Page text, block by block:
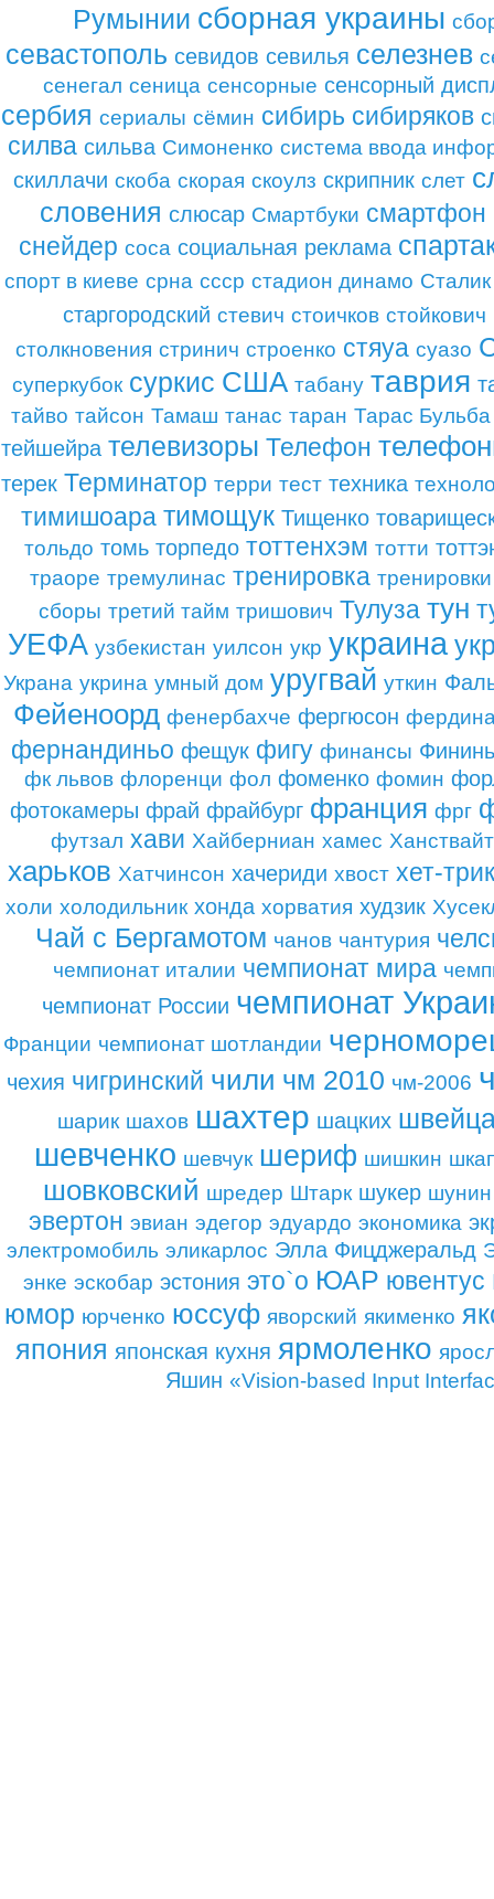
Румынии сборная украины
севастополь севидов севилья селезнев
сенегал сеница сенсорные сенсорный
сербия сериалы сёмин сибирь сибиряков
силва сильва Симоненко система ввода
скиллачи скоба скорая скоулз скрипник слет
словения слюсар Смартбуки смартфон
снейдер соса социальная реклама
спорт в киеве срна ссср стадион динамо Сталик
старгородский стевич стоичков стойкович
столкновения стринич строенко стяуа суазо
суперкубок суркис США табану таврия
тайво тайсон Тамаш танас таран Тарас Бульба
тейшейра телевизоры Телефон
терек Терминатор терри тест техника
тимишоара тимощук Тищенко
тольдо томь торпедо тоттенхэм тотти
траоре тремулинас тренировка тренировки
сборы третий тайм тришович Тулуза тун
УЕФА узбекистан уилсон укр украина
Украна укрина умный дом уругвай уткин
Фейеноорд фенербахче фергюсон
фернандиньо фещук фигу финансы
фк львов флоренци фол фоменко фомин
фотокамеры фрай фрайбург франция фрг
футзал хави Хайберниан хамес Ханствайт
харьков Хатчинсон хачериди хвост хет-трик
холи холодильник хонда хорватия худзик
Чай с Бергамотом чанов чантурия
чемпионат италии чемпионат мира
чемпионат России чемпионат
Франции чемпионат шотландии
чехия чигринский чили чм 2010 чм-2006
шарик шахов шахтер шацких
шевченко шевчук шериф шишкин
шовковский шредер Штарк шукер шунин
эвертон эвиан эдегор эдуардо экономика
электромобиль эликарлос Элла Фицджеральд
энке эскобар эстония это`о ЮАР ювентус
юмор юрченко юссуф яворский якименко
япония японская кухня ярмоленко
Яшин «Vision-based Input